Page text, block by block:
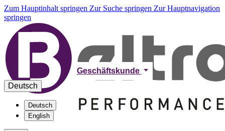
Zum Hauptinhalt springen Zur Suche springen Zur Hauptnavigation
springen
Geschäftskunde
Deutsch
Deutsch
English